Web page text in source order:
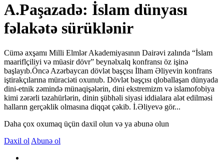
A.Paşazadə: İslam dünyası
fəlakətə sürüklənir
Cümə axşamı Milli Elmlər Akademiyasının Dairəvi zalında “İslam
maariflçiliyi və müasir dövr” beynəlxalq konfransı öz işinə
başlayıb.Öncə Azərbaycan dövlət başçısı İlham Əliyevin konfrans
iştirakçılarına müraciəti oxunub. Dövlət başçısı qloballaşan dünyada
dini-etnik zəmində münaqişələrin, dini ekstremizm və islamofobiya
kimi zərərli təzahürlərin, dinin şübhəli siyasi iddialara alət edilməsi
halların gerçəklik olmasına diqqət çəkib. İ.Əliyevə gör...
Daha çox oxumaq üçün daxil olun və ya abunə olun
Daxil ol Abunə ol